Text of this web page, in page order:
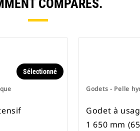
pneus.
COMPARÉS.
Sélectionné
Godets - Pelle
Godet à
1 650 mm